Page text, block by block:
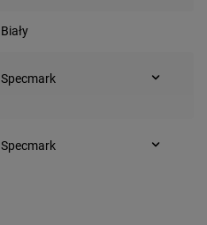
Biały
Specmark
e-mail: gspr@ptmb.pl
Specmark